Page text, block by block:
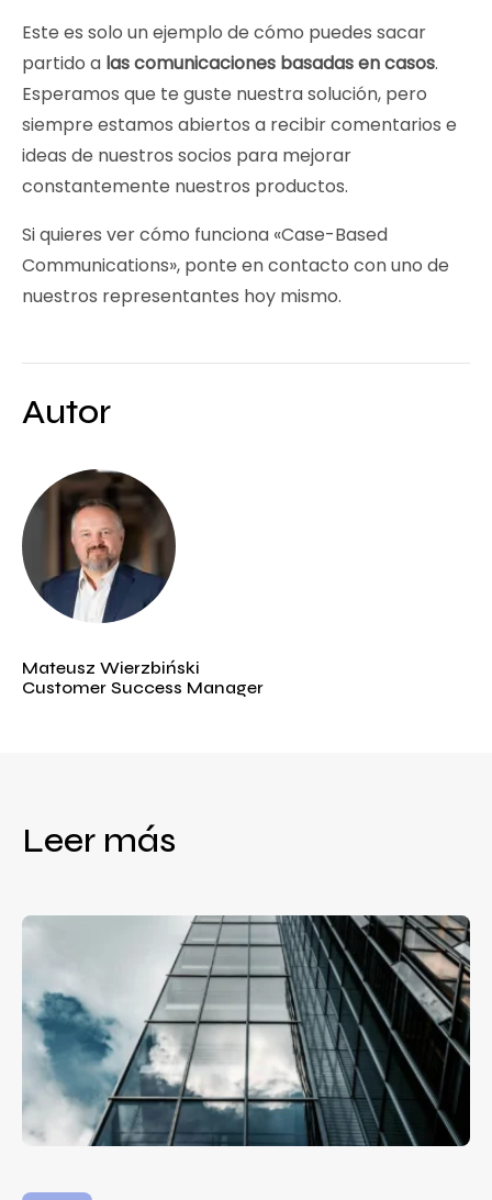
Este es solo un ejemplo de cómo puedes sacar
partido a las comunicaciones basadas en casos.
Esperamos que te guste nuestra solución, pero
siempre estamos abiertos a recibir comentarios e
ideas de nuestros socios para mejorar
constantemente nuestros productos.
Si quieres ver cómo funciona «Case-Based
Communications», ponte en contacto con uno de
nuestros representantes hoy mismo.
Autor
Mateusz Wierzbiński
Customer Success Manager
Leer más